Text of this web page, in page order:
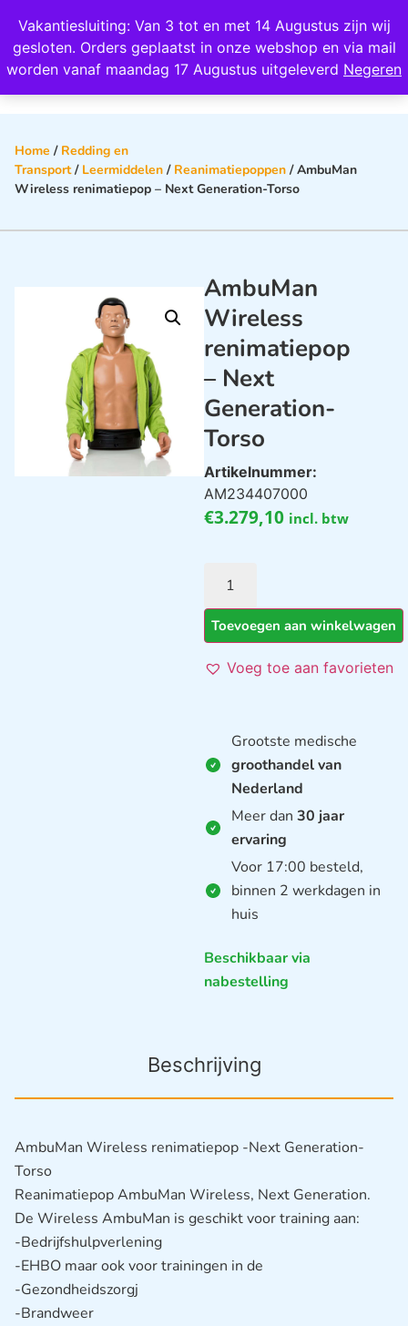
Vakantiesluiting: Van 3 tot en met 14 Augustus zijn wij
gesloten. Orders geplaatst in onze webshop en via mail
worden vanaf maandag 17 Augustus uitgeleverd Negeren
Wij scoren een 4,8 op Google
Home / Redding en
Transport/ Leermiddelen / Reanimatiepoppen / AmbuMan
Wireless renimatiepop – Next Generation-Torso
AmbuMan
Wireless
renimatiepop
– Next
Generation-
Torso
Artikelnummer:
AM234407000
€3.279,10 incl. btw
Toevoegen aan winkelwagen
Voeg toe aan favorieten
Grootste medische
groothandel van
Nederland
Meer dan 30 jaar
ervaring
Voor 17:00 besteld,
binnen 2 werkdagen in
huis
Beschikbaar via
nabestelling
Beschrijving
AmbuMan Wireless renimatiepop -Next Generation-
Torso
Reanimatiepop AmbuMan Wireless, Next Generation.
De Wireless AmbuMan is geschikt voor training aan:
-Bedrijfshulpverlening
-EHBO maar ook voor trainingen in de
-Gezondheidszorgj
-Brandweer